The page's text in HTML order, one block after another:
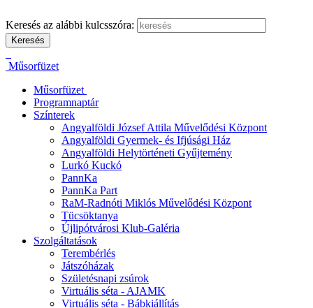
Keresés az alábbi kulcsszóra:
Műsorfüzet
Műsorfüzet
Programnaptár
Színterek
Angyalföldi József Attila Művelődési Központ
Angyalföldi Gyermek- és Ifjúsági Ház
Angyalföldi Helytörténeti Gyűjtemény
Lurkó Kuckó
PannKa
PannKa Part
RaM-Radnóti Miklós Művelődési Központ
Tücsöktanya
Újlipótvárosi Klub-Galéria
Szolgáltatások
Terembérlés
Játszóházak
Születésnapi zsúrok
Virtuális séta - AJAMK
Virtuális séta - Bábkiállítás